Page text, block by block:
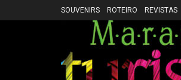
SOUVENIRS ROTEIRO REVISTAS